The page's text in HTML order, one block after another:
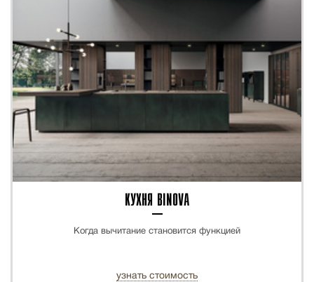
КУХНЯ BINOVA
Когда вычитание становится функцией
узнать стоимость